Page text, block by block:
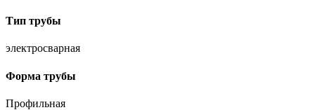
Тип трубы
электросварная
Форма трубы
Профильная